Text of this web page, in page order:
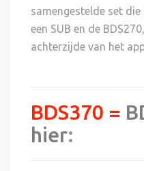
samengestelde set
een SUB en de
achterzijde van het
BDS370 =
hier: